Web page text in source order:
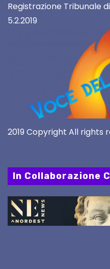
Registrazione Tribunale
5.2.2019
2019 Copyright All rights
In Collaborazione